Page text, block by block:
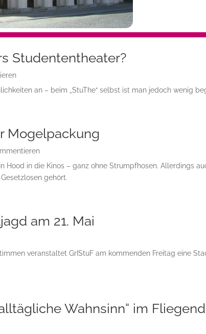
Studententheater?
an – beim „StuThe“ selbst ist man jedoch wenig
Mogelpackung
Hood in die Kinos – ganz ohne Strumpfhosen. Allerdings
gehört.
am 21. Mai
veranstaltet GrIStuF am kommenden Freitag eine
Wahnsinn“ im